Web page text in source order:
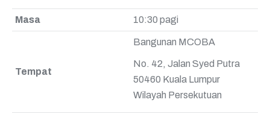
Masa 10:30 pagi
Tempat
Bangunan MCOBA
No. 42, Jalan Syed Putra
50460 Kuala Lumpur
Wilayah Persekutuan